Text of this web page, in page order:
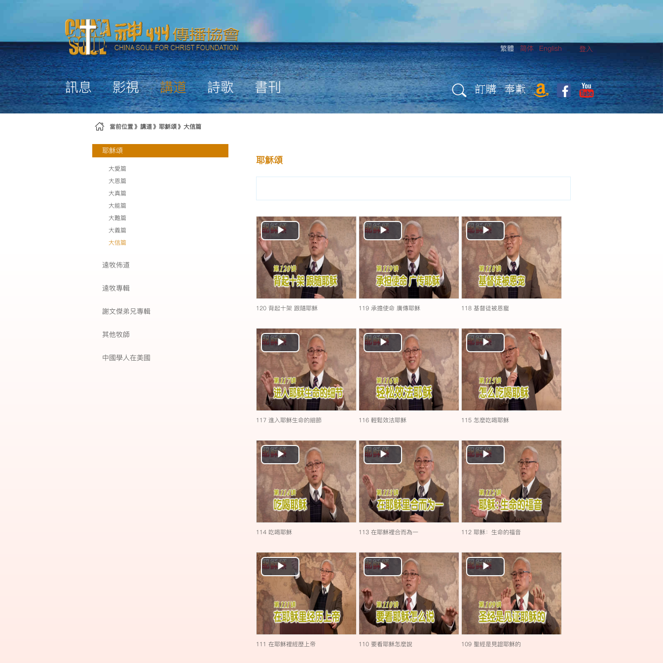
登入
繁體 简体 English
訊息 影視 講道 詩歌 書刊 訂購 奉獻
當前位置 講道 耶穌頌 大信篇
耶穌頌
大愛篇
大恩篇
大真篇
大能篇
大難篇
大義篇
大信篇
遠牧佈道
遠牧專輯
謝文傑弟兄專輯
其他牧師
中國學人在美國
耶穌頌
Play
Video
120 背起十架 跟隨耶穌
Play
Video
119 承擔使命 廣傳耶穌
Play
Video
118 基督徒被恩寵
Play
Video
117 進入耶穌生命的細節
Play
Video
116 輕鬆效法耶穌
Play
Video
115 怎麼吃喝耶穌
Play
Video
114 吃喝耶穌
Play
Video
113 在耶穌裡合而為一
Play
Video
112 耶穌：生命的福音
Play
Video
111 在耶穌裡經歷上帝
Play
Video
110 要看耶穌怎麼說
Play
Video
109 聖經是見證耶穌的